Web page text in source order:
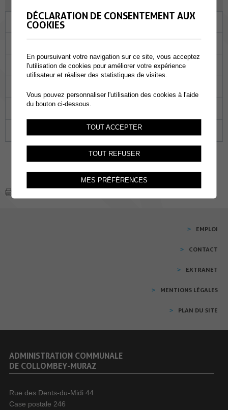
Ma Me Je Ve Sa
04 05 06 07 08
18 19
27 28
EMPLOI
CONTACT
EXTRANET
MENTIONS LÉGALES
PLAN DU SITE
ADMINISTRATION COMMUNALE
DE COLLOMBEY-MURAZ
Rue des Dents-du-Midi 44
Case postale 246
DÉCLARATION DE CONSENTEMENT AUX
COOKIES
En poursuivant votre navigation sur ce site, vous acceptez
l'utilisation de cookies pour améliorer votre expérience
utilisateur et réaliser des statistiques de visites.
Vous pouvez personnaliser l'utilisation des cookies à l'aide
du bouton ci-dessous.
TOUT ACCEPTER
TOUT REFUSER
MES PRÉFÉRENCES